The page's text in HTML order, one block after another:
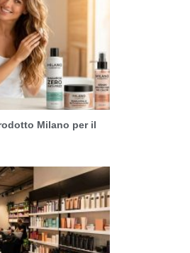
Milano per il